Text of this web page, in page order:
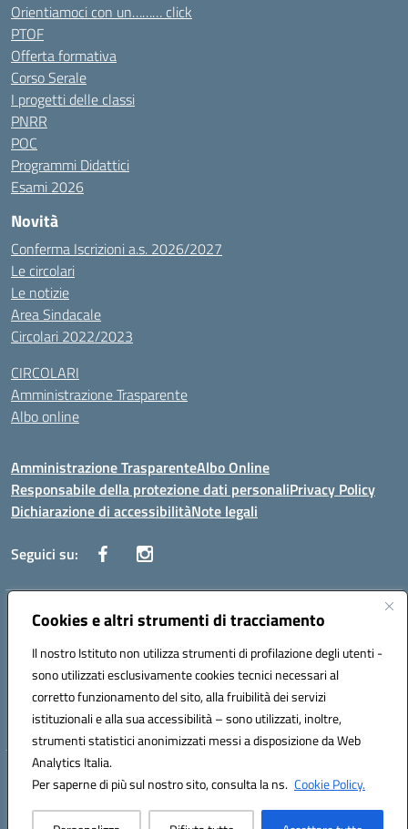
Cookies e altri strumenti di tracciamento
Il nostro Istituto non utilizza strumenti di profilazione degli utenti -
sono utilizzati esclusivamente cookies tecnici necessari al
corretto funzionamento del sito, alla fruibilità dei servizi
istituzionali e alla sua accessibilità – sono utilizzati, inoltre,
strumenti statistici anonimizzati messi a disposizione da Web
Analytics Italia.
Per saperne di più sul nostro sito, consulta la ns. Cookie Policy.
Orientiamoci con un……… click
PTOF
Offerta formativa
Corso Serale
I progetti delle classi
PNRR
POC
Programmi Didattici
Esami 2026
Novità
Conferma Iscrizioni a.s. 2026/2027
Le circolari
Le notizie
Area Sindacale
Circolari 2022/2023
CIRCOLARI
Amministrazione Trasparente
Albo online
Amministrazione TrasparenteAlbo Online
Responsabile della protezione dati personaliPrivacy Policy
Dichiarazione di accessibilitàNote legali
Seguici su:
Indirizzo:Corso Vittorio Emanuele, 27 90133 - Palermo
Posta elettronica certificata (PEC):pais03600r@pec.istruzione.it
Codice fiscale: 97308550827
Codice meccanografico: PAIS03600R
Hosting & Powered by 3D Solution S.r.l.
Concept & Design by Designers Italia